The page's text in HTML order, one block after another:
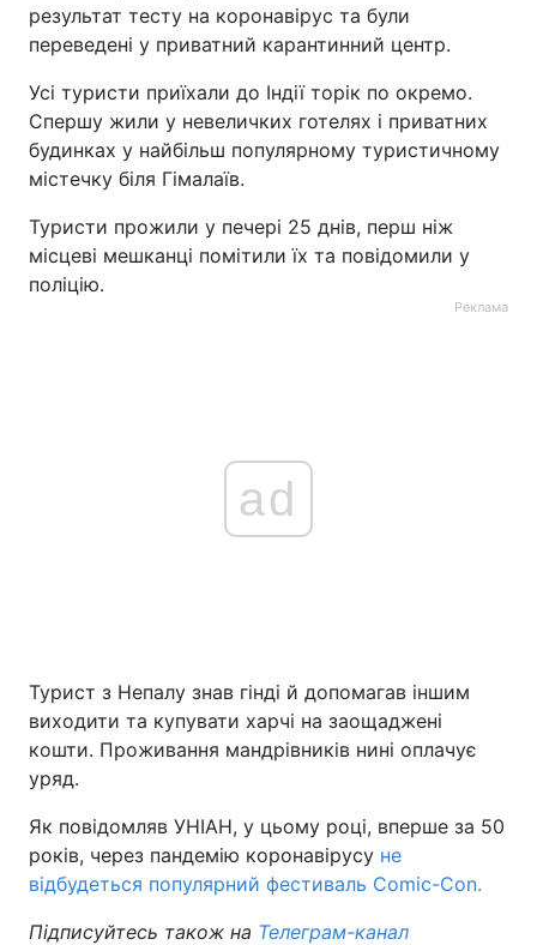
результат тесту на коронавірус та були
переведені у приватний карантинний центр.
Усі туристи приїхали до Індії торік по окремо.
Спершу жили у невеличких готелях і приватних
будинках у найбільш популярному туристичному
містечку біля Гімалаїв.
Туристи прожили у печері 25 днів, перш ніж
місцеві мешканці помітили їх та повідомили у
поліцію.
Реклама
ad
Турист з Непалу знав гінді й допомагав іншим
виходити та купувати харчі на заощаджені
кошти. Проживання мандрівників нині оплачує
уряд.
Як повідомляв УНІАН, у цьому році, вперше за 50
років, через пандемію коронавірусу не
відбудеться популярний фестиваль Comic-Con.
Підписуйтесь також на Телеграм-канал